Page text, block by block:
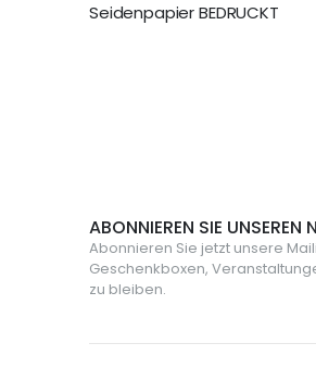
Seidenpapier BEDRUCKT
ABONNIEREN SIE UNSEREN
Abonnieren Sie jetzt unsere
Geschenkboxen,
zu bleiben.